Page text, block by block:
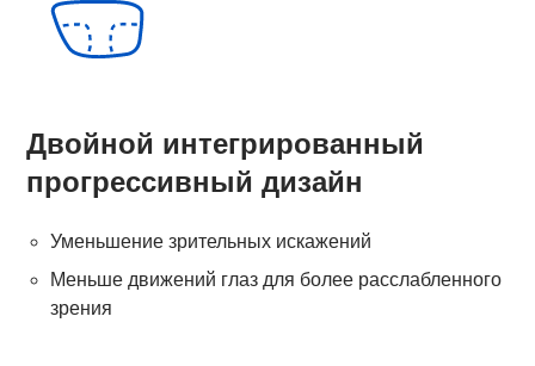
Двойной интегрированный
прогрессивный дизайн
Уменьшение зрительных искажений
Меньше движений глаз для более расслабленного
зрения